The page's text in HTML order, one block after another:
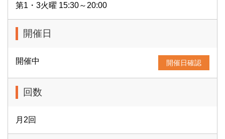
第1・3火曜 15:30～20:00
開催日
開催中 開催日確認
回数
月2回